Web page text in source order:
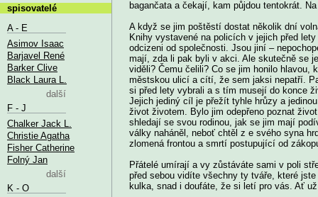
bagančata a čekají, kam půjdou tentokrát.
A když se jim poštěstí dostat několik dní
Knihy vystavené na policích v jejich před
odcizeni od společnosti. Jsou jiní –
mají, zda li pak byli v akci. Ale skutečně se
viděli? Čemu čelili? Co se jim honilo hlavou,
městskou ulicí a cítí, že sem jaksi nepatří.
si před lety vybrali a s tím musejí do konce
Jejich jediný cíl je přežít tyhle hrůzy a
život životem. Bylo jim odepřeno poznat
shledají se svou rodinou, jak se jim mají
války naháněl, neboť chtěl z e svého syna
zlomená frontou a smrtí postupující od
Přátelé umírají a vy zůstáváte sami v poli
před sebou vidíte všechny ty tváře, které
kulka, snad i doufáte, že si letí pro vás. Ať
spisovatelé
A - E
Asimov Isaac
Barjavel René
Barker Clive
Black Laura L.
další
F - J
Chalker Jack L.
Christie Agatha
Fisher Catherine
Folný Jan
další
K - O